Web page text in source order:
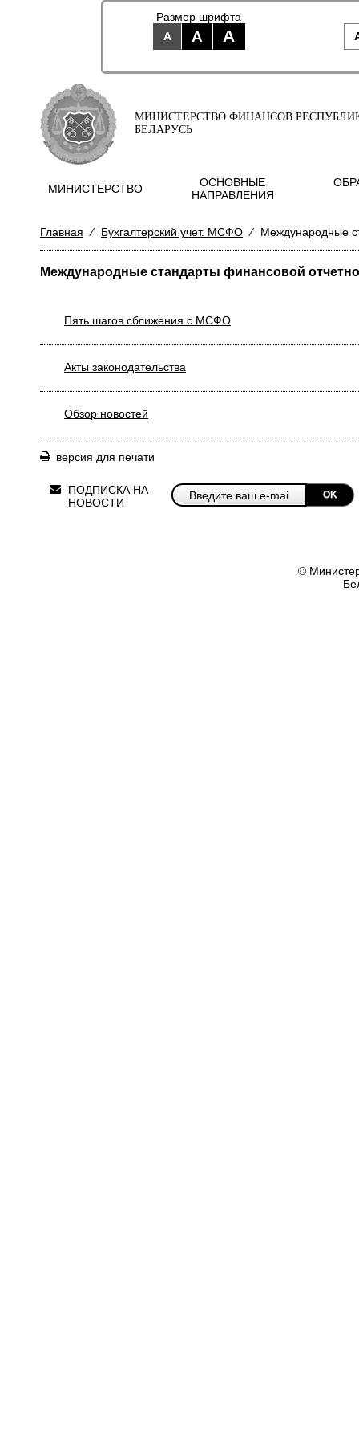
Размер шрифта
A
A A
МИНИСТЕРСТВО ФИНАНСОВ
БЕЛАРУСЬ
МИНИСТЕРСТВО
ОСНОВНЫЕ
НАПРАВЛЕНИЯ
Главная ⁄ Бухгалтерский учет. МСФО ⁄ Международные
Международные стандарты финансовой
Пять шагов сближения с МСФО
Акты законодательства
Обзор новостей
версия для печати
ПОДПИСКА НА
НОВОСТИ
OK
©